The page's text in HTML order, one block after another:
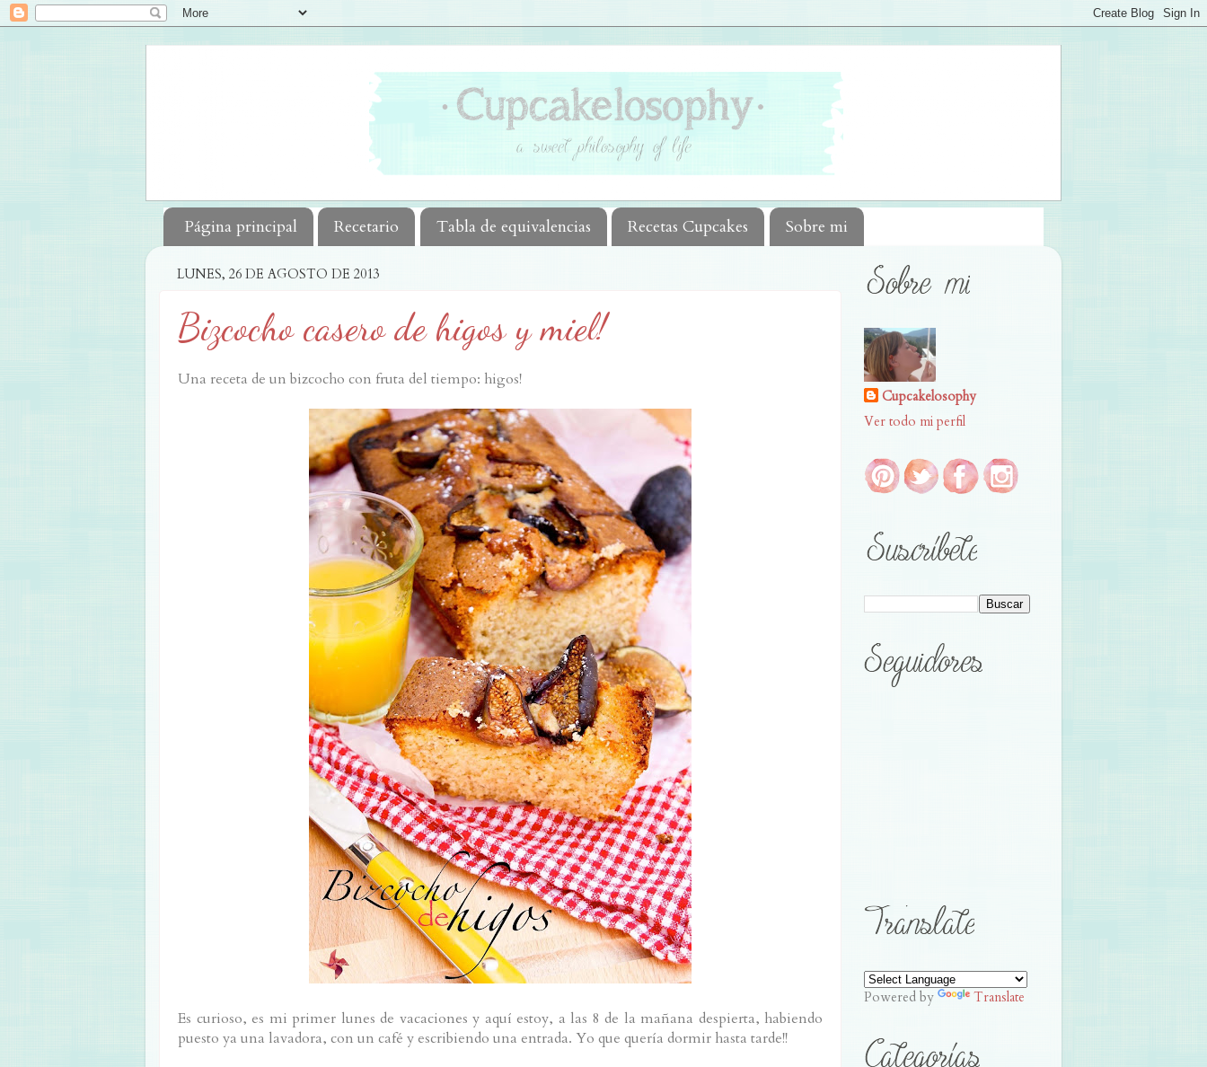
Página principal Recetario Tabla de equivalencias Recetas Cupcakes Sobre mi
LUNES, 26 DE AGOSTO DE 2013
Bizcocho casero de higos y miel!
Una receta de un bizcocho con fruta del tiempo: higos!
Es curioso, es mi primer lunes de vacaciones y aquí estoy, a las 8 de la mañana despierta, habiendo
puesto ya una lavadora, con un café y escribiendo una entrada. Yo que quería dormir hasta tarde!!
Cupcakelosophy
Ver todo mi perfil
Powered by Translate